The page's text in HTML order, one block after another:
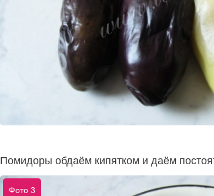
Помидоры обдаём кипятком и даём
Фото 3